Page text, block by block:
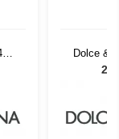
Dolce &